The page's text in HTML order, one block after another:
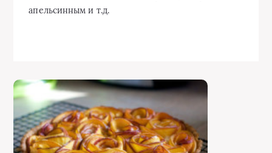
апельсинным и т.д.